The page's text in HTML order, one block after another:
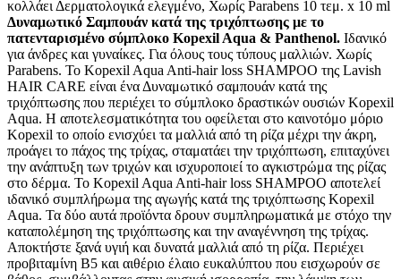
κολλάει Δερματολογικά ελεγμένο, Χωρίς Parabens 10 τεμ. x 10 ml
Δυναμωτικό Σαμπουάν κατά της τριχόπτωσης με το
πατενταρισμένο σύμπλοκο Kopexil Aqua & Panthenol. Ιδανικό
για άνδρες και γυναίκες. Για όλους τους τύπους μαλλιών. Χωρίς
Parabens. Το Kopexil Aqua Anti-hair loss SHAMPOO της Lavish
HAIR CARE είναι ένα Δυναμωτικό σαμπουάν κατά της
τριχόπτωσης που περιέχει το σύμπλοκο δραστικών ουσιών Kopexil
Aqua. Η αποτελεσματικότητα του οφείλεται στο καινοτόμο μόριο
Kopexil το οποίο ενισχύει τα μαλλιά από τη ρίζα μέχρι την άκρη,
προάγει το πάχος της τρίχας, σταματάει την τριχόπτωση, επιταχύνει
την ανάπτυξη των τριχών και ισχυροποιεί το αγκιστρώμα της ρίζας
στο δέρμα. Το Kopexil Aqua Anti-hair loss SHAMPOO αποτελεί
ιδανικό συμπλήρωμα της αγωγής κατά της τριχόπτωσης Kopexil
Aqua. Τα δύο αυτά προϊόντα δρουν συμπληρωματικά με στόχο την
καταπολέμηση της τριχόπτωσης και την αναγέννηση της τρίχας.
Αποκτήστε ξανά υγιή και δυνατά μαλλιά από τη ρίζα. Περιέχει
προβιταμίνη Β5 και αιθέριο έλαιο ευκαλύπτου που εισχωρούν σε